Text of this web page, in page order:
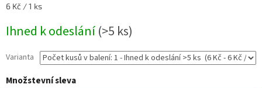
Měrná
6 Kč / 1 ks
Ihned k odeslání(>5 ks)
Varianta
Množstevní sleva